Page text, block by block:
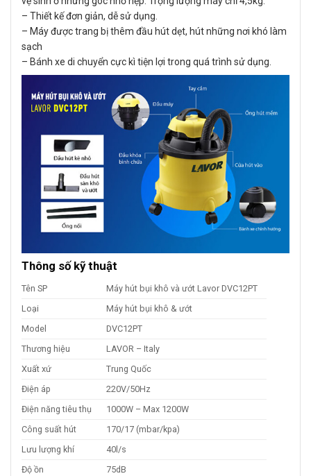
– Thiết kế đơn giản, dễ sử dụng.
– Máy được trang bị thêm đầu hút dẹt, hút những nơi khó làm
sạch
– Bánh xe di chuyển cực kì tiện lợi trong quá trình sử dụng.
Thông số kỹ thuật
Tên SP
Máy hút bụi khô và ướt Lavor DVC12PT
Loại
Máy hút bụi khô & ướt
Model
DVC12PT
Thương hiệu
LAVOR – Italy
Xuất xứ
Trung Quốc
Điện áp
220V/50Hz
Điện năng tiêu thụ
1000W – Max 1200W
Công suất hút
170/17 (mbar/kpa)
Lưu lượng khí
40l/s
Độ ồn
75dB